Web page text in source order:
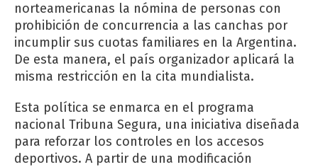
norteamericanas la nómina de personas con
prohibición de concurrencia a las canchas por
incumplir sus cuotas familiares en la Argentina.
De esta manera, el país organizador aplicará la
misma restricción en la cita mundialista.
Esta política se enmarca en el programa
nacional Tribuna Segura, una iniciativa diseñada
para reforzar los controles en los accesos
deportivos. A partir de una modificación